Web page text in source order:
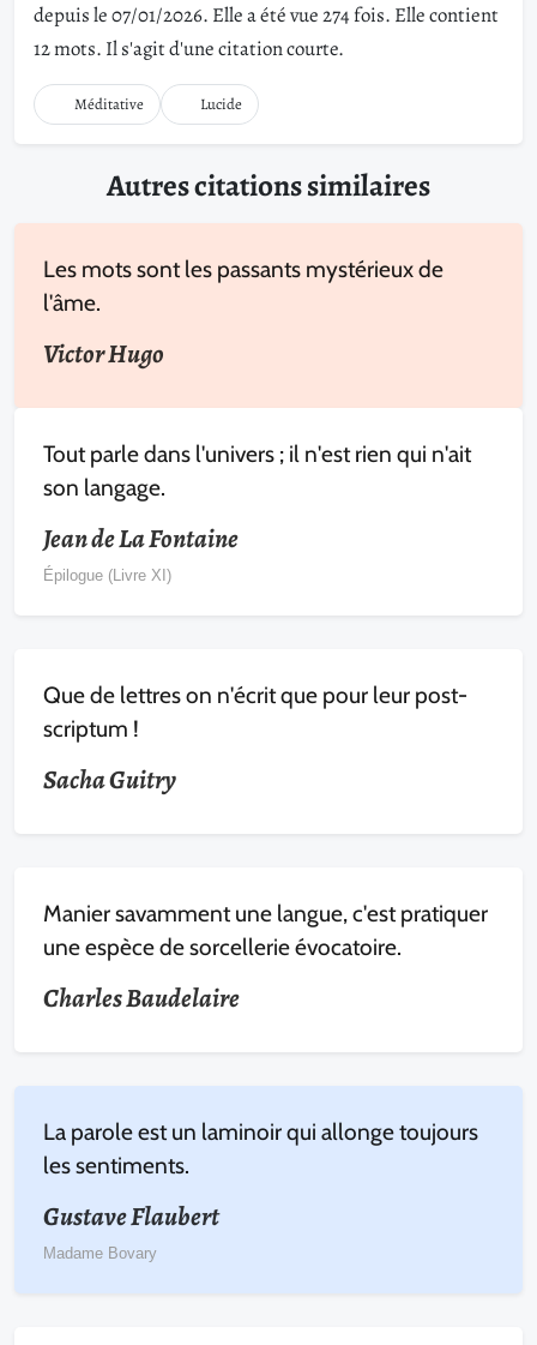
depuis le 07/01/2026. Elle a été vue 274 fois. Elle contient
12 mots. Il s'agit d'une citation courte.
Méditative Lucide
Autres citations similaires
Les mots sont les passants mystérieux de
l'âme.
Victor Hugo
Tout parle dans l'univers ; il n'est rien qui n'ait
son langage.
Jean de La Fontaine
Épilogue (Livre XI)
Que de lettres on n'écrit que pour leur post-
scriptum !
Sacha Guitry
Manier savamment une langue, c'est pratiquer
une espèce de sorcellerie évocatoire.
Charles Baudelaire
La parole est un laminoir qui allonge toujours
les sentiments.
Gustave Flaubert
Madame Bovary